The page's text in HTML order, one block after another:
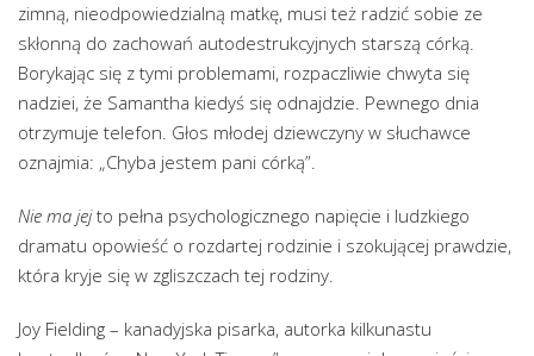
zimną, nieodpowiedzialną matkę, musi też radzić sobie ze
skłonną do zachowań autodestrukcyjnych starszą córką.
Borykając się z tymi problemami, rozpaczliwie chwyta się
nadziei, że Samantha kiedyś się odnajdzie. Pewnego dnia
otrzymuje telefon. Głos młodej dziewczyny w słuchawce
oznajmia: „Chyba jestem pani córką”.
Nie ma jejto pełna psychologicznego napięcie i ludzkiego
dramatu opowieść o rozdartej rodzinie i szokującej prawdzie,
która kryje się w zgliszczach tej rodziny.
Joy Fielding – kanadyjska pisarka, autorka kilkunastu